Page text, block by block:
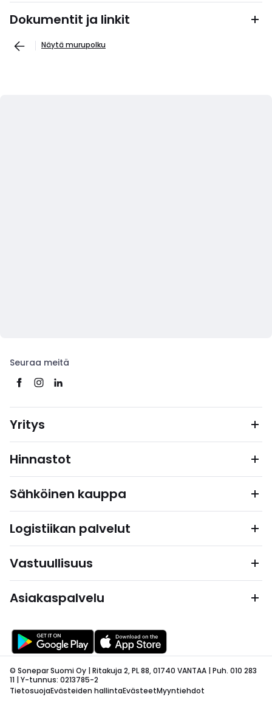
Dokumentit ja linkit
Näytä murupolku
Seuraa meitä
Yritys
Hinnastot
Sähköinen kauppa
Logistiikan palvelut
Vastuullisuus
Asiakaspalvelu
© Sonepar Suomi Oy | Ritakuja 2, PL 88, 01740 VANTAA | Puh. 010 283
11 | Y-tunnus: 0213785-2
TietosuojaEvästeiden hallintaEvästeetMyyntiehdot